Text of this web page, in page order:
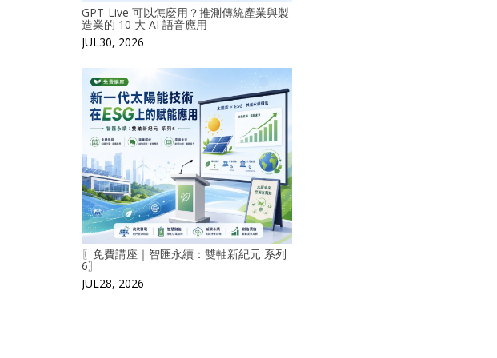
GPT-Live 可以怎麼用？推測傳統產業與製
造業的 10 大 AI 語音應用
JUL30, 2026
〖免費講座｜智匯永續：雙軸新紀元 系列
6〗
JUL28, 2026